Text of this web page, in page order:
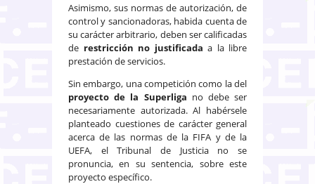
Asimismo, sus normas de autorización, de
control y sancionadoras, habida cuenta de
su carácter arbitrario, deben ser calificadas
de restricción no justificada a la libre
prestación de servicios.
Sin embargo, una competición como la del
proyecto de la Superliga no debe ser
necesariamente autorizada. Al habérsele
planteado cuestiones de carácter general
acerca de las normas de la FIFA y de la
UEFA, el Tribunal de Justicia no se
pronuncia, en su sentencia, sobre este
proyecto específico.